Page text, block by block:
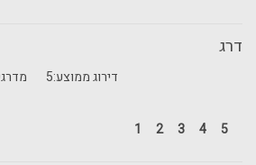
דרג
דירוג ממוצע:5
5
4
3
2
1